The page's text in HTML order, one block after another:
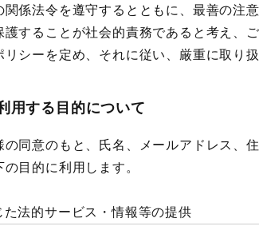
係法令を遵守するとともに、最善の注
することが社会的責務であると考え、
シーを定め、それに従い、厳重に取り扱
用する目的について
同意のもと、氏名、メールアドレス、
目的に利用します。
法的サービス・情報等の提供